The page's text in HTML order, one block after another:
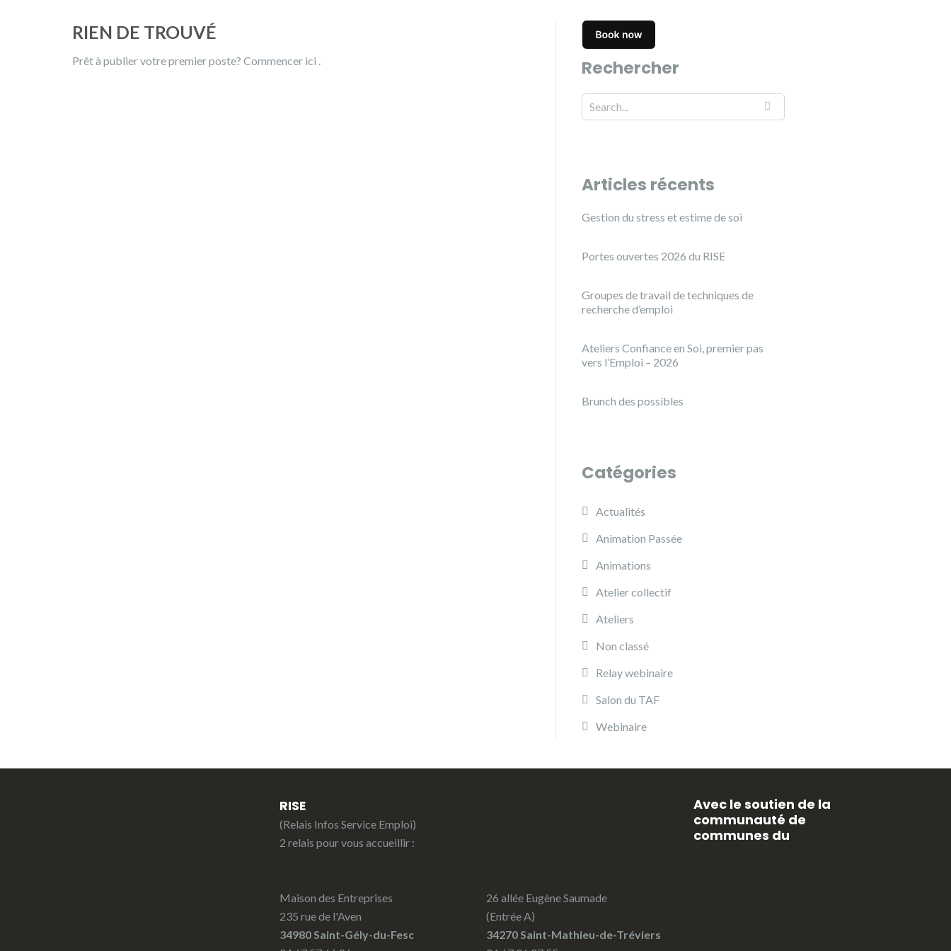
RIEN DE TROUVÉ
Prêt à publier votre premier poste? Commencer ici . Rechercher
Articles récents
Gestion du stress et estime de soi
Portes ouvertes 2026 du RISE
Groupes de travail de techniques de
recherche d’emploi
Ateliers Confiance en Soi, premier pas
vers l’Emploi – 2026
Brunch des possibles
Catégories
Actualités
Animation Passée
Animations
Atelier collectif
Ateliers
Non classé
Relay webinaire
Salon du TAF
Webinaire
RISE
(Relais Infos Service Emploi)
2 relais pour vous accueillir :
Maison des Entreprises
235 rue de l'Aven
34980 Saint-Gély-du-Fesc
26 allée Eugène Saumade
(Entrée A)
34270 Saint-Mathieu-de-Tréviers
Avec le soutien de la
communauté de
communes du